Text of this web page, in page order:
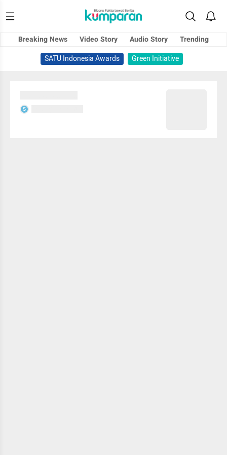
Breaking News Video Story Audio Story
Trending
SATU Indonesia Awards
Green Initiative
S